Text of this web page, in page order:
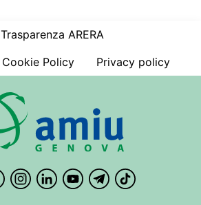
Trasparenza ARERA
Cookie Policy Privacy policy